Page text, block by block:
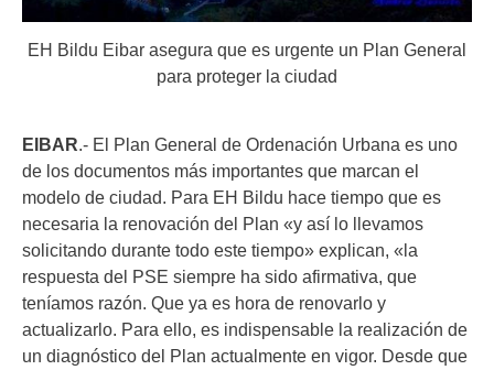
EH Bildu Eibar asegura que es urgente un Plan General
para proteger la ciudad
EIBAR.- El Plan General de Ordenación Urbana es uno
de los documentos más importantes que marcan el
modelo de ciudad. Para EH Bildu hace tiempo que es
necesaria la renovación del Plan «y así lo llevamos
solicitando durante todo este tiempo» explican, «la
respuesta del PSE siempre ha sido afirmativa, que
teníamos razón. Que ya es hora de renovarlo y
actualizarlo. Para ello, es indispensable la realización de
un diagnóstico del Plan actualmente en vigor. Desde que